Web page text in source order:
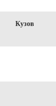
Кузов